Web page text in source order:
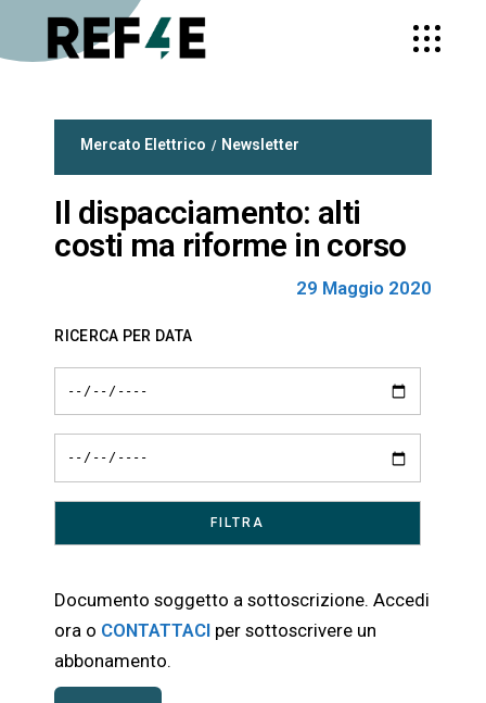
Mercato Elettrico Newsletter
Il dispacciamento: alti
costi ma riforme in corso
29 Maggio 2020
RICERCA PER DATA
Documento soggetto a sottoscrizione. Accedi
ora o CONTATTACI per sottoscrivere un
abbonamento.